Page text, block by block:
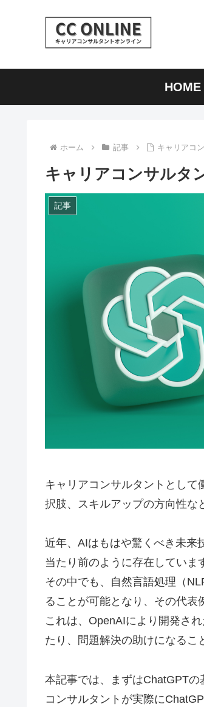
HOME
ホーム 記事 キャリアコ
キャリアコンサルタ
記事
キャリアコンサルタントとして
択肢、スキルアップの方向性な
近年、AIはもはや驚くべき未来
当たり前のように存在していま
その中でも、自然言語処理（
ることが可能となり、その代表
これは、OpenAIにより開発さ
たり、問題解決の助けになるこ
本記事では、まずはChatGPT
コンサルタントが実際に